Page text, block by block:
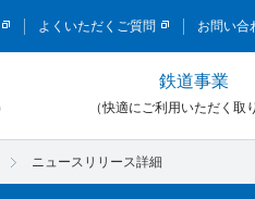
よくいただくご質問 お問い合
鉄道事業
（快適にご利用いただく取
ニュースリリース詳細